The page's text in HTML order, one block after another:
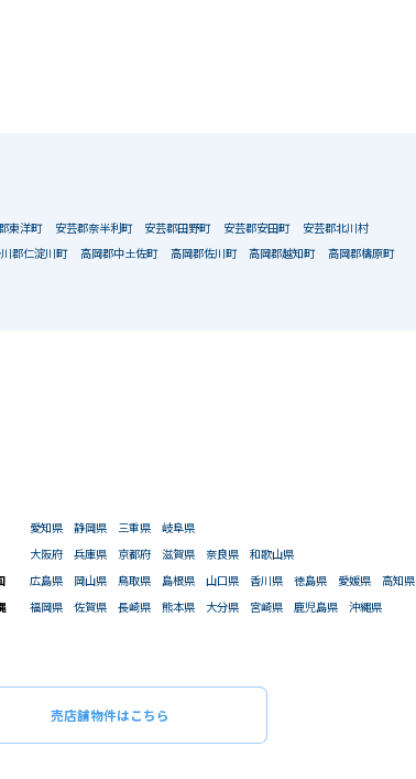
東洋町 安芸郡奈半利町 安芸郡田野町 安芸郡安田町 安芸郡北川村
郡仁淀川町 高岡郡中土佐町 高岡郡佐川町 高岡郡越知町 高岡郡檮原町
愛知県 静岡県 三重県 岐阜県
大阪府 兵庫県 京都府 滋賀県 奈良県 和歌山県
広島県 岡山県 鳥取県 島根県 山口県 香川県 徳島県 愛媛県 高知県
福岡県 佐賀県 長崎県 熊本県 大分県 宮崎県 鹿児島県 沖縄県
売店舗物件はこちら